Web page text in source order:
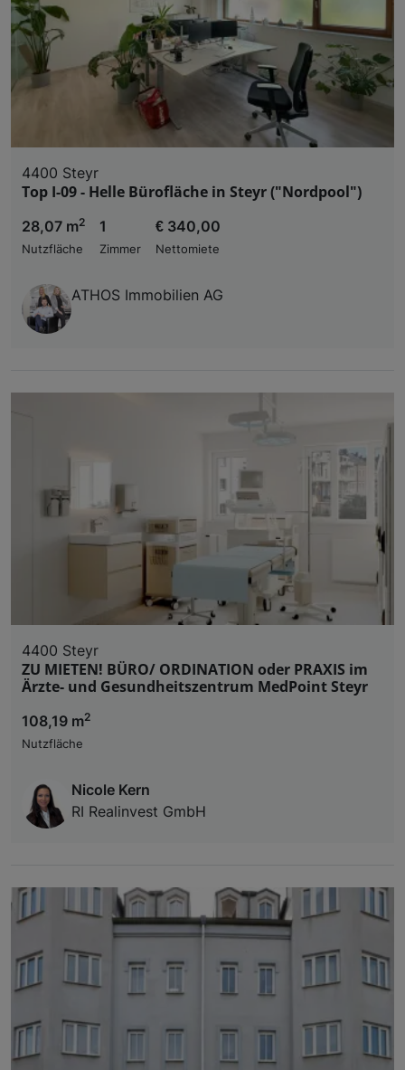
4400 Steyr
Top I-09 - Helle Bürofläche in Steyr ("Nordpool")
28,07 m2
Nutzfläche
1
Zimmer
€ 340,00
Nettomiete
ATHOS Immobilien AG
4400 Steyr
ZU MIETEN! BÜRO/ ORDINATION oder PRAXIS im
Ärzte- und Gesundheitszentrum MedPoint Steyr
108,19 m2
Nutzfläche
Nicole Kern
RI Realinvest GmbH